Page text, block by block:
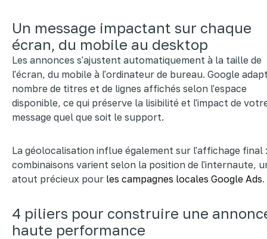
Un message impactant sur chaque
écran, du mobile au desktop
Les annonces s'ajustent automatiquement à la taille de
l'écran, du mobile à l'ordinateur de bureau. Google
nombre de titres et de lignes affichés selon l'espace
disponible, ce qui préserve la lisibilité et l'impact de
message quel que soit le support.
La géolocalisation influe également sur l'affichage final
combinaisons varient selon la position de l'internaute,
atout précieux pour les campagnes locales Google Ads.
4 piliers pour construire une
haute performance